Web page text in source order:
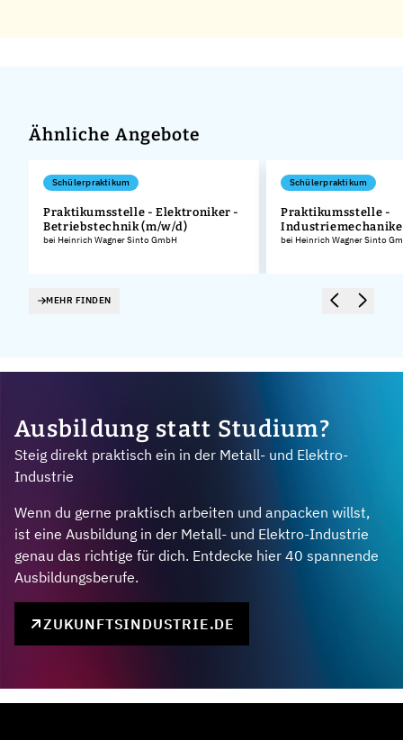
Ähnliche Angebote
Schülerpraktikum
Praktikumsstelle - Elektroniker -
Betriebstechnik (m/w/d)
bei Heinrich Wagner Sinto GmbH
Schülerpraktikum
Praktikumsstelle -
bei Heinrich Wagner Sinto
MEHR FINDEN
Ausbildung statt Studium?
Steig direkt praktisch ein in der Metall- und Elektro-
Industrie
Wenn du gerne praktisch arbeiten und anpacken willst,
ist eine Ausbildung in der Metall- und Elektro-Industrie
genau das richtige für dich. Entdecke hier 40 spannende
Ausbildungsberufe.
ZUKUNFTSINDUSTRIE.DE